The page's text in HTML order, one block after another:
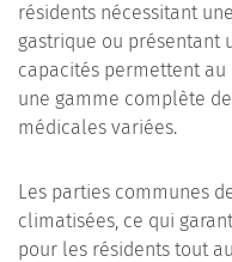
résidents nécessitant
gastrique ou présentant
capacités permettent au
une gamme complète
médicales variées.
Les parties communes
climatisées, ce qui
pour les résidents tout